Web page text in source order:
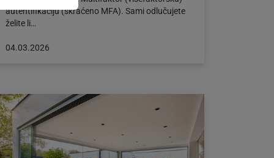
autentifikaciju (skraćeno MFA). Sami odlučujete
želite li…
Objava
04.03.2026